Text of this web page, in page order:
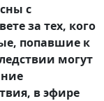
с
за тех, кого
попавшие к
могут
в эфире